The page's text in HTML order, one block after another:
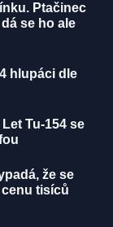
Ptačinec
se ho ale
hlupáci dle
Tu-154 se
že se
tisíců